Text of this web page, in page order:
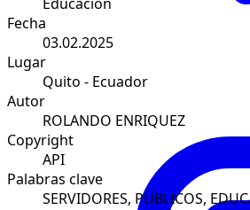
Educación
Fecha
03.02.2025
Lugar
Quito - Ecuador
Autor
ROLANDO ENRIQUEZ
Copyright
API
Palabras clave
SERVIDORES, PÚBLICOS,